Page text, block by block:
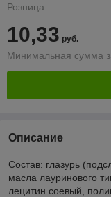
Розница
10,33 руб.
Минимальная сумма
Описание
Состав: глазурь
масла лауринового
лецитин соевый,